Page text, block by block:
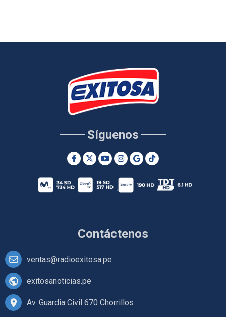
Contáctenos
ventas@radioexitosa.pe
exitosanoticias.pe
Av. Guardia Civil 670 Chorrillos
Síguenos